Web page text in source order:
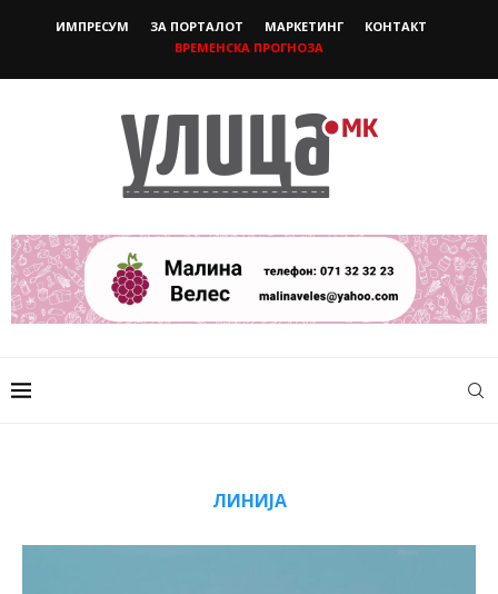
ИМПРЕСУМ ЗА ПОРТАЛОТ МАРКЕТИНГ
КОНТАКТ
ВРЕМЕНСКА ПРОГНОЗА
ЛИНИЈА